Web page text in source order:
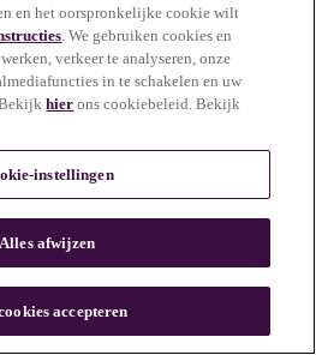
en het oorspronkelijke cookie wilt
. We gebruiken cookies en
verkeer te analyseren, onze
in te schakelen en uw
Bekijkhier ons cookiebeleid. Bekijk
instellingen
Alles afwijzen
accepteren